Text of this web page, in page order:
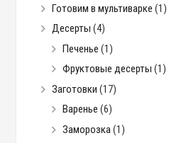
Готовим в мультиварке (1)
Десерты (4)
Печенье (1)
Фруктовые десерты (1)
Заготовки (17)
Варенье (6)
Заморозка(1)